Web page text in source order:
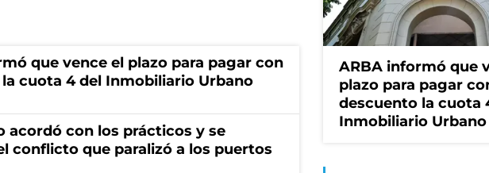
que vence el plazo para pagar con
cuota 4 del Inmobiliario Urbano
acordó con los prácticos y se
conflicto que paralizó a los puertos
ARBA informó que
plazo para pagar
descuento la cuota
Inmobiliario Urbano